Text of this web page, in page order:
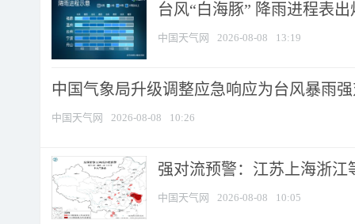
台风“白海豚” 降雨进程表
中国天气网 2026-08-08 13:19
中国气象局升级调整应急响应为台风暴雨
中国天气网 2026-08-08 10:26
强对流预警：江苏上海浙江
中国天气网 2026-08-08 10:05